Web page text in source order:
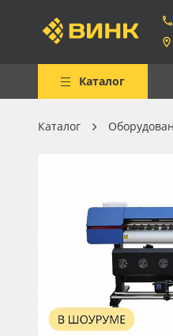
Каталог
Весь каталог
Самоклеящиеся
Листовые
Чернила
Клей, скотчи и
Мобильные
POS-материалы
Каталог